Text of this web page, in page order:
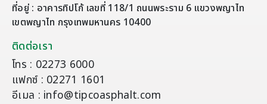
ที่อยู่ : อาคารทิปโก้ เลขที่ 118/1 ถนนพระราม 6 แขวงพญาไท
เขตพญาไท กรุงเทพมหานคร 10400
ติดต่อเรา
โทร : 02273 6000
แฟกซ์ : 02271 1601
อีเมล : info@tipcoasphalt.com